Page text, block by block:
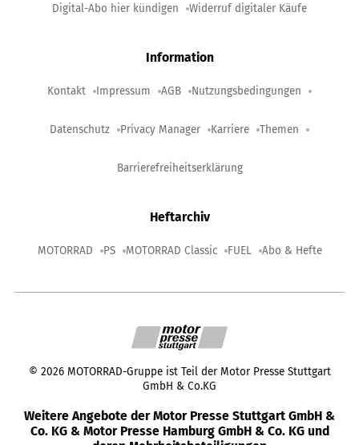
Digital-Abo hier kündigen Widerruf digitaler Käufe
Information
Kontakt Impressum AGB Nutzungsbedingungen
Datenschutz Privacy Manager Karriere Themen
Barrierefreiheitserklärung
Heftarchiv
MOTORRAD PS MOTORRAD Classic FUEL Abo & Hefte
© 2026 MOTORRAD-Gruppe ist Teil der Motor Presse Stuttgart
GmbH & Co.KG
Weitere Angebote der Motor Presse Stuttgart GmbH &
Co. KG & Motor Presse Hamburg GmbH & Co. KG und